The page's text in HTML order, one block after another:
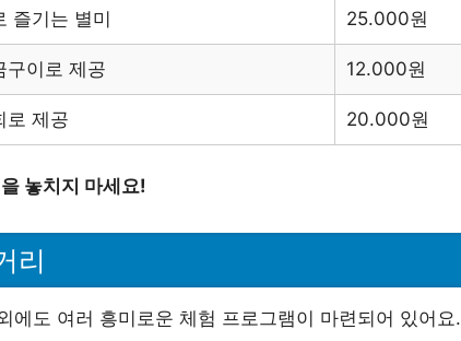
즐기는 별미 25.000원
구이로 제공 12.000원
로 제공 20.000원
놓치지 마세요!
리
에도 여러 흥미로운 체험 프로그램이 마련되어 있어요.